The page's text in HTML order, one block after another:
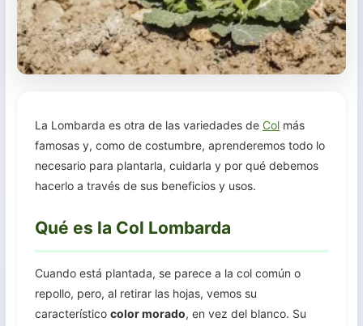
La Lombarda es otra de las variedades de Col más
famosas y, como de costumbre, aprenderemos todo lo
necesario para plantarla, cuidarla y por qué debemos
hacerlo a través de sus beneficios y usos.
Qué es la Col Lombarda
Cuando está plantada, se parece a la col común o
repollo, pero, al retirar las hojas, vemos su
característico color morado, en vez del blanco. Su